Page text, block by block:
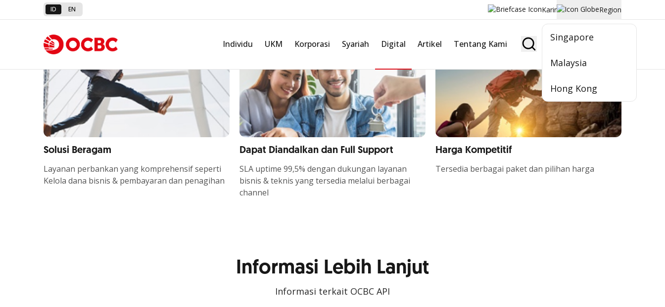
ID EN Karir Region
Singapore
Malaysia
Hong Kong
Individu UKM Korporasi Syariah Digital Artikel Tentang Kami Jadi Nasabah
platform
Solusi Beragam
Layanan perbankan yang komprehensif seperti
Kelola dana bisnis & pembayaran dan penagihan
Dapat Diandalkan dan Full Support
SLA uptime 99,5% dengan dukungan layanan
bisnis & teknis yang tersedia melalui berbagai
channel
Harga Kompetitif
Tersedia berbagai paket dan pilihan harga
Informasi Lebih Lanjut
Informasi terkait OCBC API